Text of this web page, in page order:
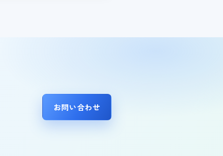
お問い合わせ